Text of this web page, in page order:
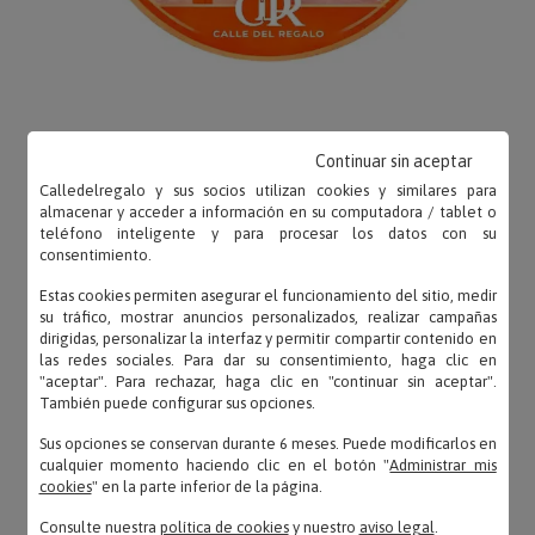
OPINIONES
Laura – 21/03/2026
«Era para regalo y le ha encantado. El grabado se
ve muy nítido, aunque es cierto que depende cómo
le...»
Calledelregalo y sus socios utilizan cookies y similares para
almacenar y acceder a información en su computadora / tablet o
teléfono inteligente y para procesar los datos con su
consentimiento.
Estas cookies permiten asegurar el funcionamiento del sitio, medir
su tráfico, mostrar anuncios personalizados, realizar campañas
dirigidas, personalizar la interfaz y permitir compartir contenido en
las redes sociales. Para dar su consentimiento, haga clic en
"aceptar". Para rechazar, haga clic en "continuar sin aceptar".
También puede configurar sus opciones.
Sus opciones se conservan durante 6 meses. Puede modificarlos en
cualquier momento haciendo clic en el botón "Administrar mis
cookies" en la parte inferior de la página.
Consulte nuestra política de cookiesy nuestro aviso legal
Continuar sin aceptar